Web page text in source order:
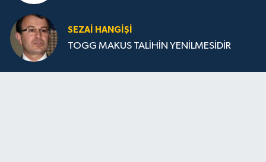
SEZAI HANGİŞİ
TOGG MAKUS TALİHİN YENİLMESİDİR